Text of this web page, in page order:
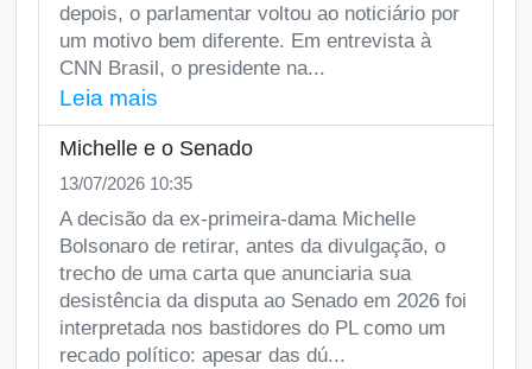
depois, o parlamentar voltou ao noticiário por
um motivo bem diferente. Em entrevista à
CNN Brasil, o presidente na...
Leia mais
Michelle e o Senado
13/07/2026 10:35
A decisão da ex-primeira-dama Michelle
Bolsonaro de retirar, antes da divulgação, o
trecho de uma carta que anunciaria sua
desistência da disputa ao Senado em 2026 foi
interpretada nos bastidores do PL como um
recado político: apesar das dú...